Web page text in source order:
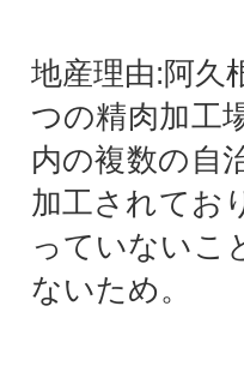
地産理由:阿久
つの精肉加工
内の複数の自
加工されてお
っていないこ
ないため。